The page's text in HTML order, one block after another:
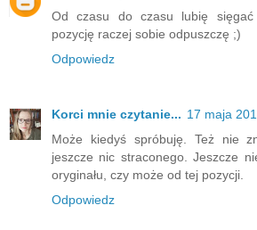
Od czasu do czasu lubię
pozycję raczej sobie odpuszczę ;)
Odpowiedz
Korci mnie czytanie... 17 maja
Może kiedyś spróbuję. Też nie
jeszcze nic straconego. Jeszcze
oryginału, czy może od tej pozycji.
Odpowiedz